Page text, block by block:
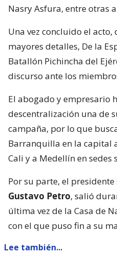
Nasry Asfura, entre otras
Una vez concluido el acto,
mayores detalles, De la
Batallón Pichincha del
discurso ante los
El abogado y empresario
descentralización una de
campaña, por lo que
Barranquilla en la capital
Cali y a Medellín en sedes
Por su parte, el
Gustavo Petro, salió
última vez de la Casa de
con el que puso fin a su
Lee también...